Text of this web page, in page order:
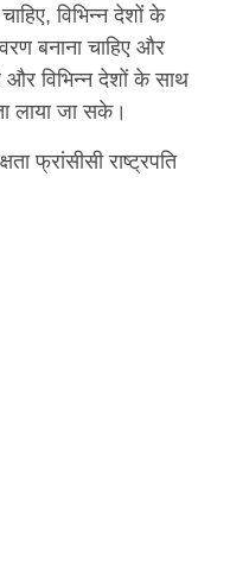
विभिन्न देशों के
बनाना चाहिए और
और विभिन्न देशों के साथ
लाया जा सके।
फ्रांसीसी राष्ट्रपति